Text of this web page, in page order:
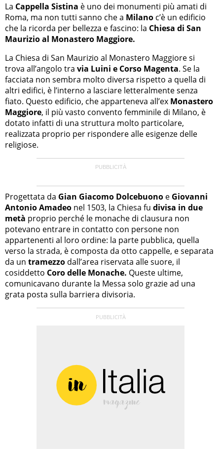
La Cappella Sistina è uno dei monumenti più amati di
Roma, ma non tutti sanno che a Milano c’è un edificio
che la ricorda per bellezza e fascino: la Chiesa di San
Maurizio al Monastero Maggiore.
La Chiesa di San Maurizio al Monastero Maggiore si
trova all’angolo tra via Luini e Corso Magenta. Se la
facciata non sembra molto diversa rispetto a quella di
altri edifici, è l’interno a lasciare letteralmente senza
fiato. Questo edificio, che apparteneva all’ex Monastero
Maggiore, il più vasto convento femminile di Milano, è
dotato infatti di una struttura molto particolare,
realizzata proprio per rispondere alle esigenze delle
religiose.
Progettata da Gian Giacomo Dolcebuono e Giovanni
Antonio Amadeo nel 1503, la Chiesa fu divisa in due
metà proprio perché le monache di clausura non
potevano entrare in contatto con persone non
appartenenti al loro ordine: la parte pubblica, quella
verso la strada, è composta da otto cappelle, e separata
da un tramezzo dall’area riservata alle suore, il
cosiddetto Coro delle Monache. Queste ultime,
comunicavano durante la Messa solo grazie ad una
grata posta sulla barriera divisoria.